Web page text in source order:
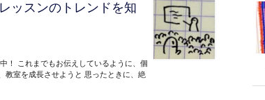
ッスンのトレンドを知
！ これまでもお伝えしているように、個
教室を成長させようと 思ったときに、絶